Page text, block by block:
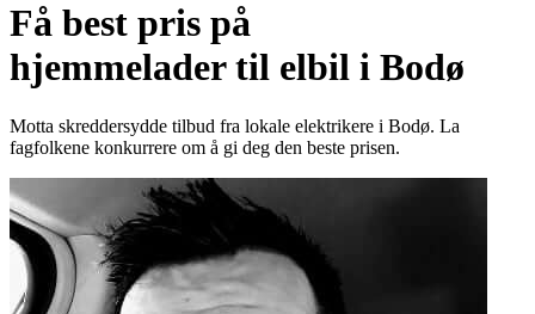
Få best pris på
hjemmelader til elbil i Bodø
Motta skreddersydde tilbud fra lokale elektrikere i Bodø. La
fagfolkene konkurrere om å gi deg den beste prisen.